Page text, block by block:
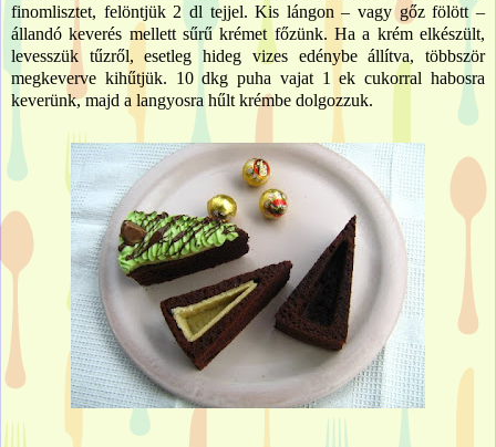
finomlisztet, felöntjük 2 dl tejjel. Kis lángon – vagy gőz fölött –
állandó keverés mellett sűrű krémet főzünk. Ha a krém elkészült,
levesszük tűzről, esetleg hideg vizes edénybe állítva, többször
megkeverve kihűtjük. 10 dkg puha vajat 1 ek cukorral habosra
keverünk, majd a langyosra hűlt krémbe dolgozzuk.